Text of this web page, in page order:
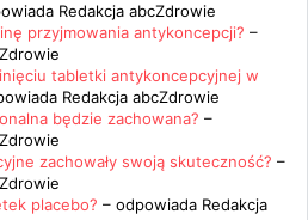
Redakcja abcZdrowie
przyjmowania antykoncepcji? –
tabletki antykoncepcyjnej w
Redakcja abcZdrowie
będzie zachowana? –
zachowały swoją skuteczność? –
placebo? – odpowiada Redakcja